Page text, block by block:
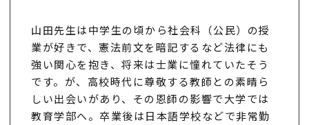
山田先生は中学生の頃から社会科（公民）の授
業が好きで、憲法前文を暗記するなど法律にも
強い関心を抱き、将来は士業に憧れていたそう
です。が、高校時代に尊敬する教師との素晴ら
しい出会いがあり、その恩師の影響で大学では
教育学部へ。卒業後は日本語学校などで非常勤